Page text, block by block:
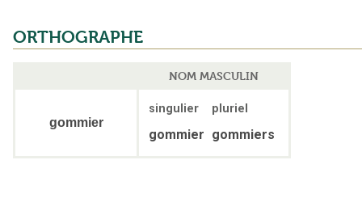
ORTHOGRAPHE
NOM MASCULIN
gommier
singulier pluriel
gommier gommiers